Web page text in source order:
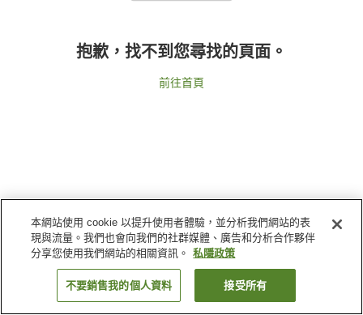
抱歉，找不到您尋找的頁面。
前往首頁
本網站使用 cookie 以提升使用者體驗，並分析我們網站的表
現與流量。我們也會向我們的社群媒體、廣告和分析合作夥伴
分享您使用我們網站的相關資訊。
私隱政策
不要銷售我的個人資料 接受所有